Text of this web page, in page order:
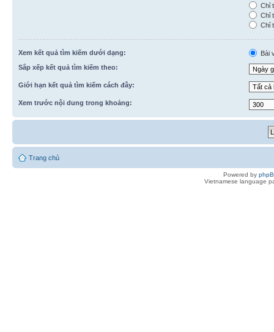
Chỉ
Chỉ
Chỉ
Xem kết quả tìm kiếm dưới dạng:
Bài
Sắp xếp kết quả tìm kiếm theo:
Giới hạn kết quả tìm kiếm cách đây:
Xem trước nội dung trong khoảng:
Trang chủ
Powered by
Vietnamese language